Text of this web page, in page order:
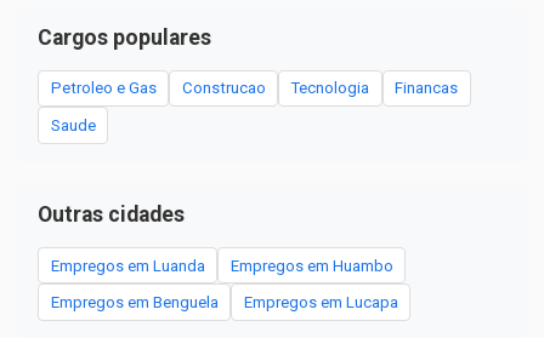
Cargos populares
Petroleo e Gas Construcao Tecnologia Financas
Saude
Outras cidades
Empregos em Luanda Empregos em Huambo
Empregos em Benguela Empregos em Lucapa